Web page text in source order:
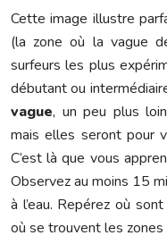
Cette image illustre
(la zone où la vague
surfeurs les plus
débutant ou
vague, un peu plus
mais elles seront pour
C’est là que vous
Observez au moins 15
à l’eau. Repérez où
où se trouvent les zones